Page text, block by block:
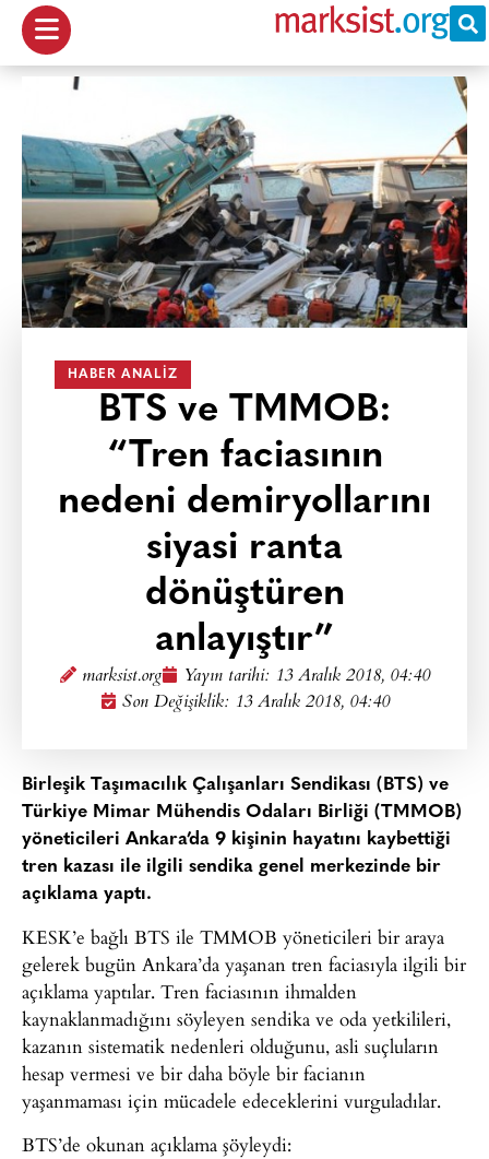
HABER ANALIZ
BTS ve TMMOB:
“Tren faciasının
nedeni demiryollarını
siyasi ranta
dönüştüren
anlayıştır”
marksist.org Yayın tarihi: 13 Aralık 2018, 04:40
Son Değişiklik: 13 Aralık 2018, 04:40
Birleşik Taşımacılık Çalışanları Sendikası (BTS) ve
Türkiye Mimar Mühendis Odaları Birliği (TMMOB)
yöneticileri Ankara’da 9 kişinin hayatını kaybettiği
tren kazası ile ilgili sendika genel merkezinde bir
açıklama yaptı.
KESK’e bağlı BTS ile TMMOB yöneticileri bir araya
gelerek bugün Ankara’da yaşanan tren faciasıyla ilgili bir
açıklama yaptılar. Tren faciasının ihmalden
kaynaklanmadığını söyleyen sendika ve oda yetkilileri,
kazanın sistematik nedenleri olduğunu, asli suçluların
hesap vermesi ve bir daha böyle bir facianın
yaşanmaması için mücadele edeceklerini vurguladılar.
BTS’de okunan açıklama şöyleydi: